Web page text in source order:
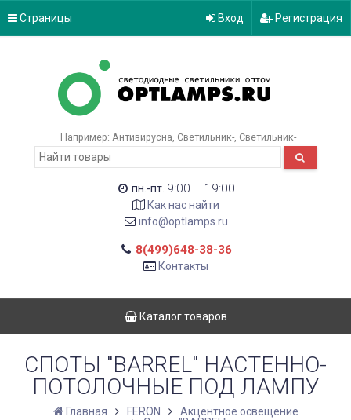
Страницы Вход Регистрация
Например: Антивирусна Светильник- Светильник-
пн.-пт. 9:00 – 19:00
Как нас найти
info@optlamps.ru
8(499)648-38-36
Контакты
Каталог товаров
СПОТЫ "BARREL" НАСТЕННО-
ПОТОЛОЧНЫЕ ПОД ЛАМПУ
Главная FERON
Акцентное освещение